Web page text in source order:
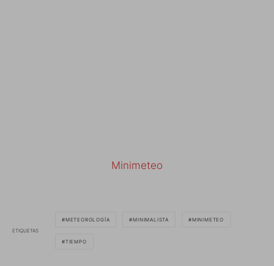
Minimeteo
ETIQUETAS
METEOROLOGÍA MINIMALISTA MINIMETEO
TIEMPO